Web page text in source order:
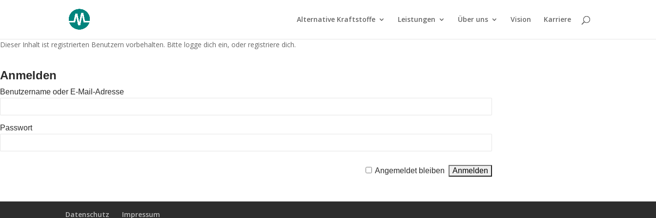
Alternative Kraftstoffe Leistungen Über uns Vision Karriere
Dieser Inhalt ist registrierten Benutzern vorbehalten. Bitte logge dich ein, oder registriere dich.
Anmelden
Benutzername oder E-Mail-Adresse
Passwort
Angemeldet bleiben
Datenschutz Impressum